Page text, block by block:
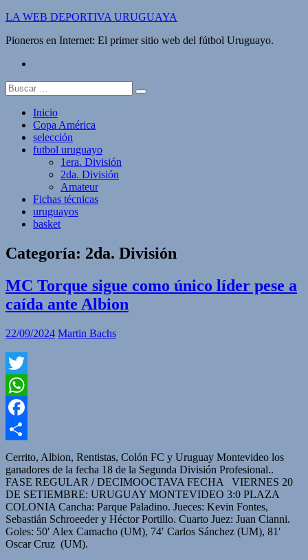
Saltar
contenido
LA WEB DEPORTIVA URUGUAYA
Pioneros en Internet: El primer sitio web del fútbol Uruguayo.
Buscar:
Inicio
Copa América
selección
futbol uruguayo
1era. División
2da. División
Amateur
Fichas técnicas
uruguayos
basket
Categoría: 2da. División
MC Torque sigue como único líder pese a
caída ante Albion
22/09/2024 Martin Bachs
Twitter
WhatsApp
Facebook
Compartir
Cerrito, Albion, Rentistas, Colón FC y Uruguay Montevideo los
ganadores de la fecha 18 de la Segunda División Profesional..
FASE REGULAR / DECIMOOCTAVA FECHA VIERNES 20
DE SETIEMBRE: URUGUAY MONTEVIDEO 3:0 PLAZA
COLONIA Cancha: Parque Paladino. Jueces: Kevin Fontes,
Sebastián Schroeeder y Héctor Portillo. Cuarto Juez: Juan Cianni.
Goles: 50′ Alex Camacho (UM), 74′ Carlos Sánchez (UM), 81′
Oscar Cruz (UM).